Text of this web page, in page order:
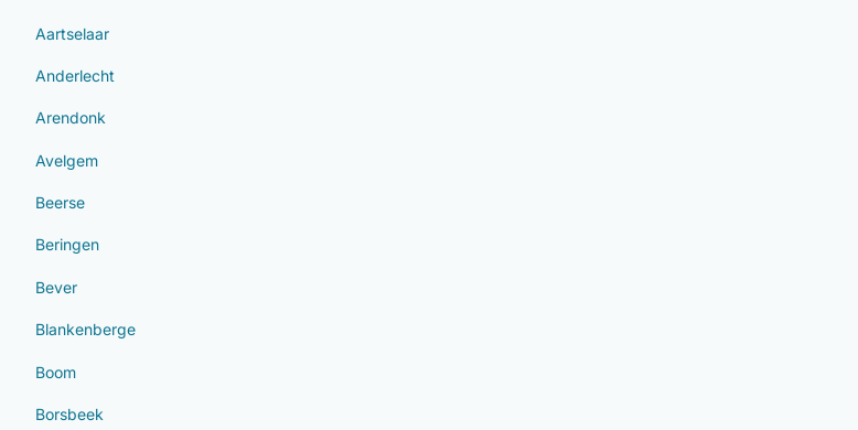
Aartselaar
Anderlecht
Arendonk
Avelgem
Beerse
Beringen
Bever
Blankenberge
Boom
Borsbeek